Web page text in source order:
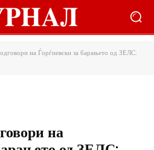
на Ѓорѓиевски за барањето од ЗЕЛС:
на